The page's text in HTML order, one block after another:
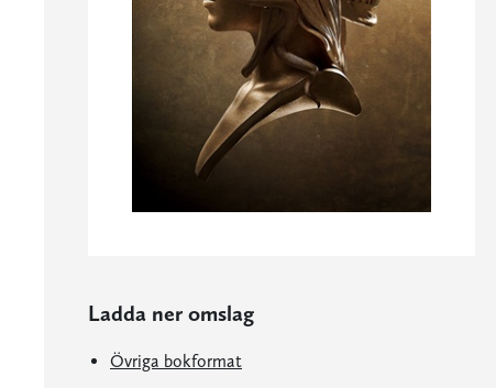
Ladda ner omslag
Övriga bokformat